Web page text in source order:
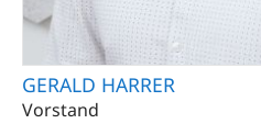
GERALD HARRER
Vorstand